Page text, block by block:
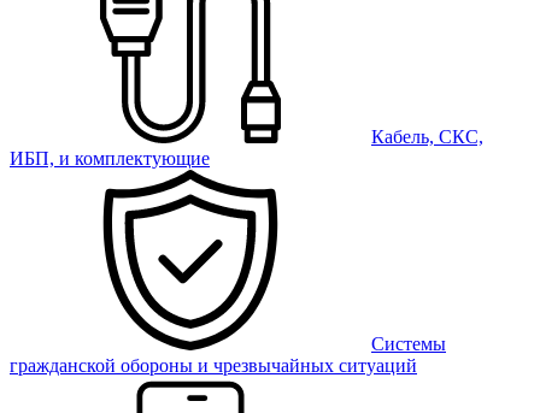
Кабель, СКС,
ИБП, и комплектующие
Системы
гражданской обороны и чрезвычайных ситуаций